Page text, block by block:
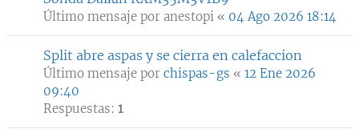
Último mensaje por anestopi « 04 Ago 2026 18:14
Split abre aspas y se cierra en calefaccion
Último mensaje por chispas-gs « 12 Ene 2026
09:40
Respuestas: 1